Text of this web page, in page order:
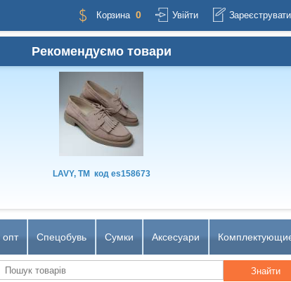
Корзина 0 Увійти
Рекомендуємо товари
LAVY, TM кодes158673
опт Спецобувь Сумки Аксесуари